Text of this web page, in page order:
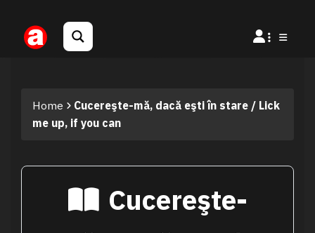
Home
Cucereşte-mă, dacă eşti în stare / Lick
me up, if you can
Cucereşte-